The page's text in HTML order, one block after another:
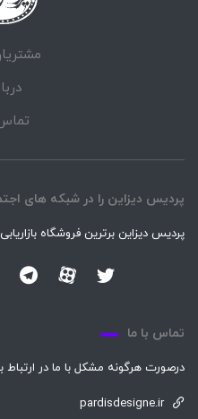
پردیس دیزاین را در شبکه های
پردیس دیزاین برترین فروشگاه
تماس با ما
درصورت هرگونه مشکل با ما در ارتباط
pardisdesigne.ir